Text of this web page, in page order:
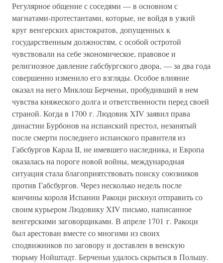
Регулярное общение с соседями — в основном с
магнатами-протестантами, которые, не войдя в узкий
круг венгерских аристократов, допущенных к
государственным должностям, с особой остротой
чувствовали на себе экономическое, правовое и
религиозное давление габсбургского двора, — за два года
совершенно изменило его взгляды. Особое влияние
оказал на него Миклош Берченьи, пробудивший в нем
чувства княжеского долга и ответственности перед своей
страной. Когда в 1700 г. Людовик XIV заявил права
династии Бурбонов на испанский престол, незанятый
после смерти последнего испанского правителя из
Габсбургов Карла II, не имевшего наследника, и Европа
оказалась на пороге новой войны, международная
ситуация стала благоприятствовать поиску союзников
против Габсбургов. Через несколько недель после
кончины короля Испании Ракоци рискнул отправить со
своим курьером Людовику XIV письмо, написанное
венгерскими заговорщиками. В апреле 1701 г. Ракоци
был арестован вместе со многими из своих
сподвижников по заговору и доставлен в венскую
тюрьму Нойштадт. Берченьи удалось скрыться в Польшу.